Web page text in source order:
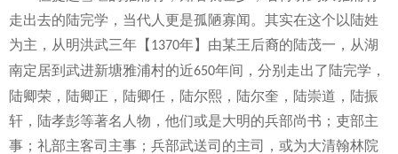
走出去的陆完学，当代人更是孤陋寡闻。其实在这个以陆姓
为主，从明洪武三年【 1370年】由某王后裔的陆茂一，从湖
南定居到武进新塘雅浦村的近650年间，分别走出了陆完学，
陆卿荣，陆卿正，陆卿任，陆尔熙，陆尔奎，陆崇道，陆振
轩，陆孝彭等著名人物，他们或是大明的兵部尚书；吏部主
事；礼部主客司主事；兵部武送司的主司，或为大清翰林院